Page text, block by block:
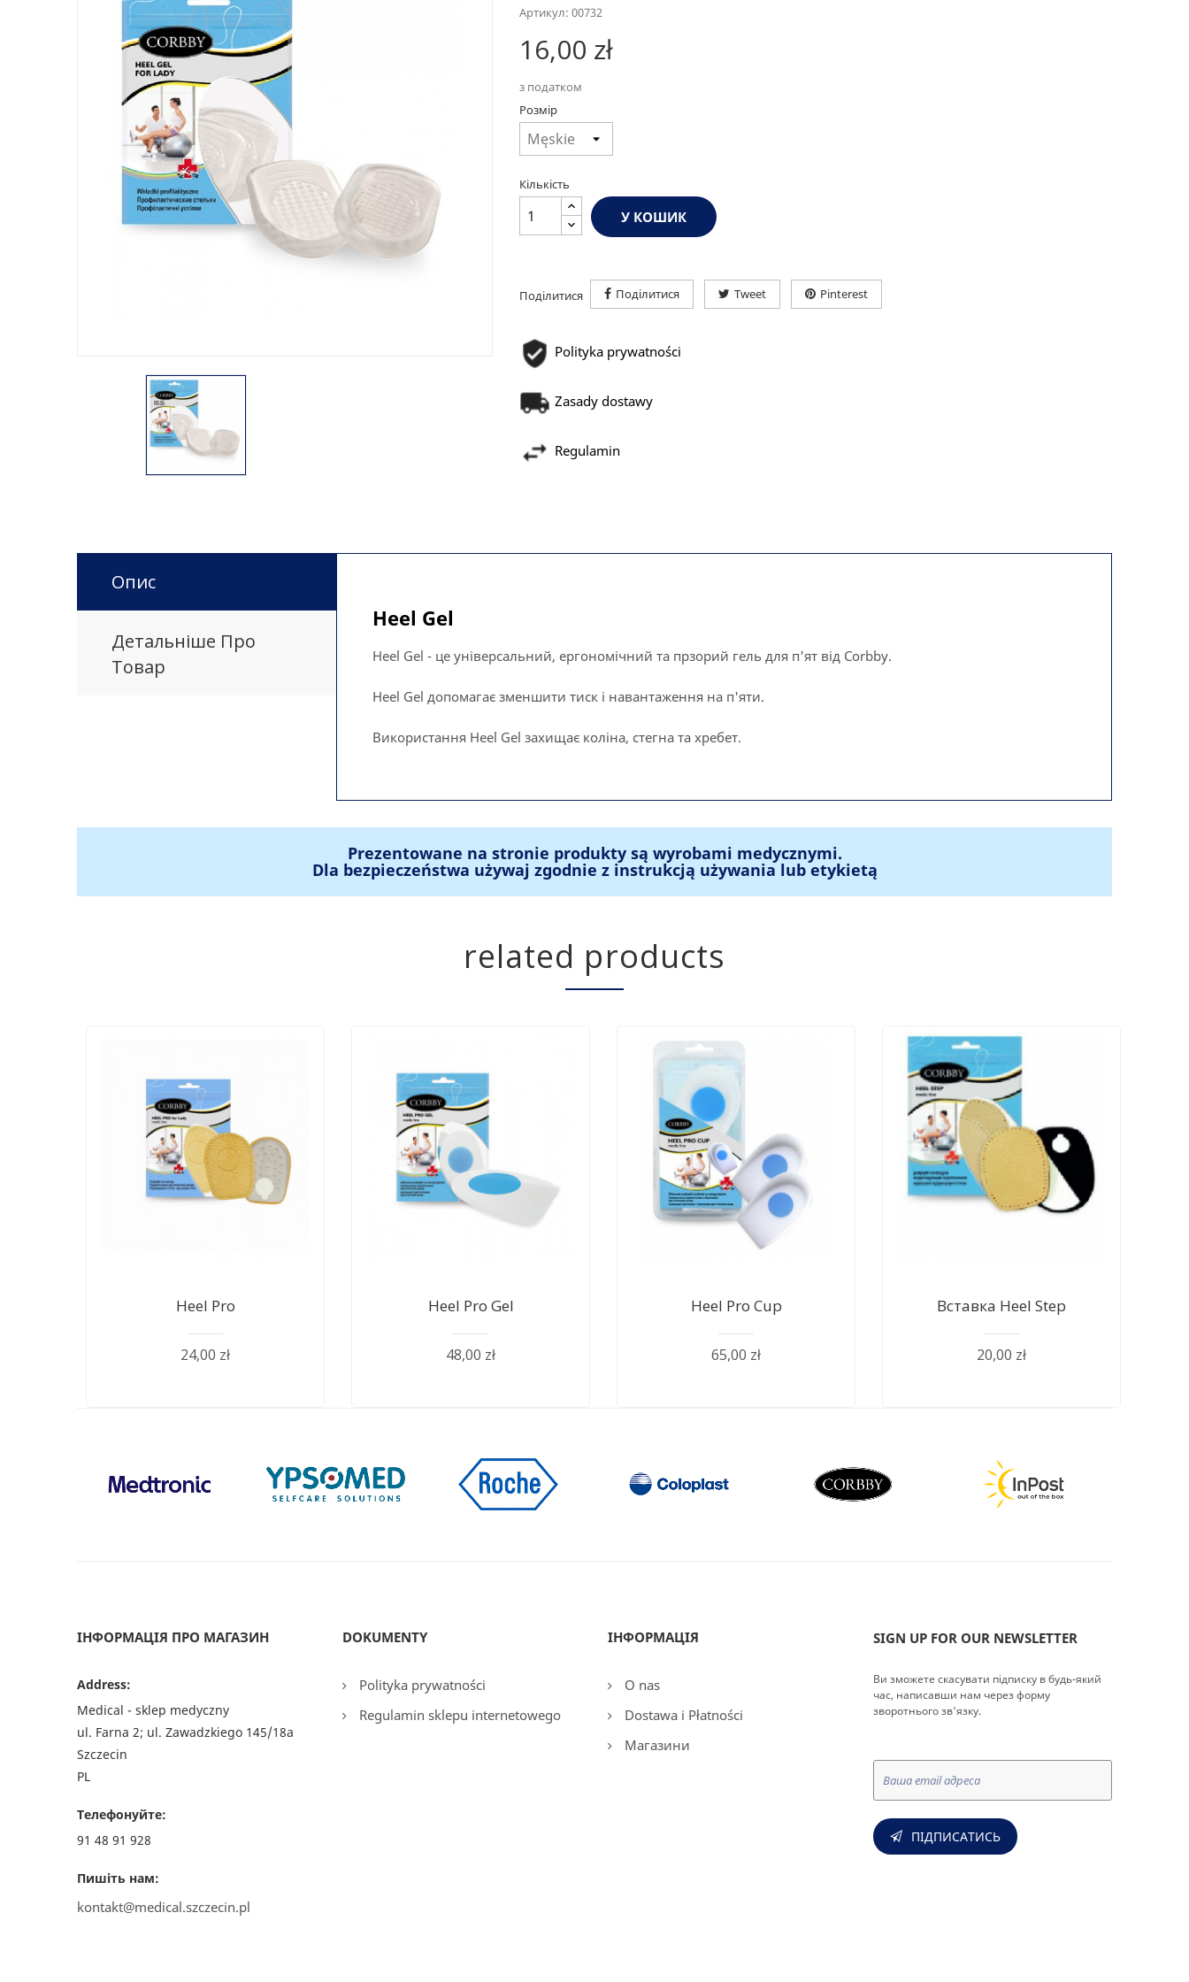
Артикул: 00732
16,00 zł
з податком
Розмір
Кількість
У КОШИК
Поділитися Поділитися Tweet Pinterest
Polityka prywatności
Zasady dostawy
Regulamin
Опис
Детальніше Про
Товар
Heel Gel
Heel Gel - це універсальний, ергономічний та прзорий гель для п'ят від Corbby.
Heel Gel допомагає зменшити тиск і навантаження на п'яти.
Використання Heel Gel захищає коліна, стегна та хребет.
Prezentowane na stronie produkty są wyrobami medycznymi.
Dla bezpieczeństwa używaj zgodnie z instrukcją używania lub etykietą
related products
Heel Pro
24,00 zł
Heel Pro Gel
48,00 zł
Heel Pro Cup
65,00 zł
Вставка Heel Step
20,00 zł
ІНФОРМАЦІЯ ПРО МАГАЗИН
Address:
Medical - sklep medyczny
ul. Farna 2; ul. Zawadzkiego 145/18a
Szczecin
PL
Телефонуйте:
91 48 91 928
Пишіть нам:
kontakt@medical.szczecin.pl
DOKUMENTY
Polityka prywatności
Regulamin sklepu internetowego
ІНФОРМАЦІЯ
O nas
Dostawa i Płatności
Магазини
SIGN UP FOR OUR NEWSLETTER
Ви зможете скасувати підписку в будь-який
час, написавши нам через форму
зворотнього зв'язку.
ПІДПИСАТИСЬ